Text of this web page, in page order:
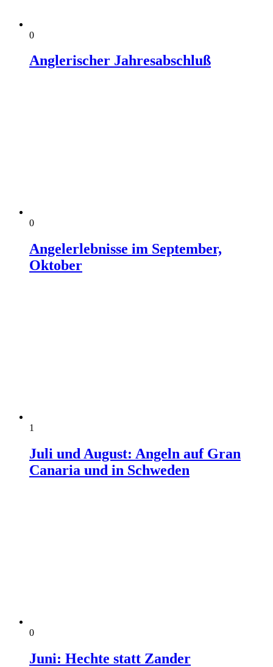
0
Anglerischer Jahresabschluß
0
Angelerlebnisse im September,
Oktober
1
Juli und August: Angeln auf Gran
Canaria und in Schweden
0
Juni: Hechte statt Zander